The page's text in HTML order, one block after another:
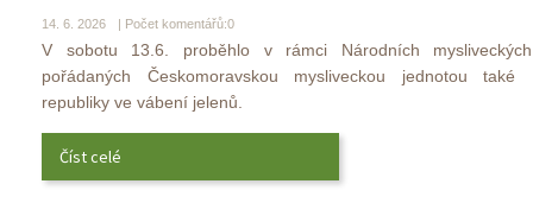
14. 6. 2026 | Počet komentářů:0
V sobotu 13.6. proběhlo v rámci Národních
pořádaných Českomoravskou mysliveckou jednotou také
republiky ve vábení jelenů.
Číst celé